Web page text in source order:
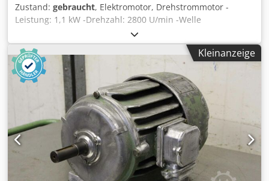
Zustand: gebraucht, Elektromotor, Drehstrommotor -
Leistung: 1,1 kW -Drehzahl: 2800 U/min -Welle
Durchmesser: 19 mm -Bauform: B5 -Schutzart: IP 44 -
Abmessungen: 275/190/H155 mm -Gewicht: 12 kg Cededkf
Ixepfx Afusrf
Kleinanzeige